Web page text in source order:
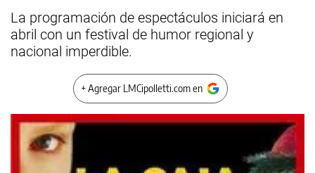
La programación de espectáculos iniciará en
abril con un festival de humor regional y
nacional imperdible.
+ Agregar LMCipolletti.com en